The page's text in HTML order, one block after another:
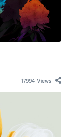
17994 Views